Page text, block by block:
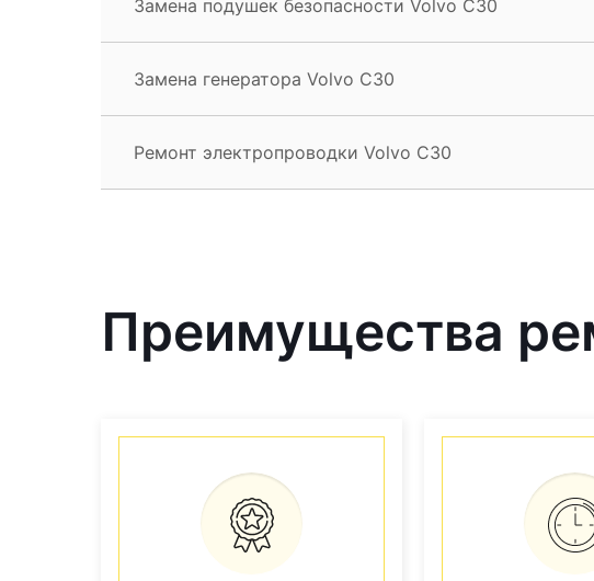
Замена подушек безопасности Volvo C30
Замена генератора Volvo C30
Ремонт электропроводки Volvo C30
Преимущества